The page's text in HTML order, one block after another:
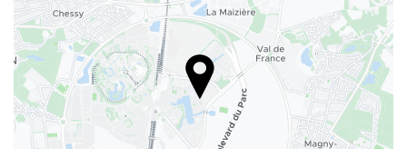
Serviços de receção
Recepção 24 horas
Depósito de bagagens